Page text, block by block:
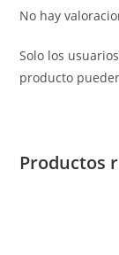
No hay
Solo los
producto
Productos